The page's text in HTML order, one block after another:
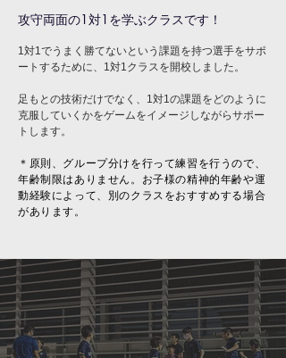
攻守両面の1対1を学ぶクラスです！
1対1でうまく勝てないという課題を持つ選手をサポ
ートするために、1対1クラスを開校しました。
足もとの技術だけでなく、1対1の課題をどのように
克服していくかをゲームをイメージしながらサポー
トします。
＊原則、グループ分けを行って練習を行うので、
年齢制限はありません。お子様の精神的年齢や運
動経験によって、別のクラスをおすすめする場合
があります。